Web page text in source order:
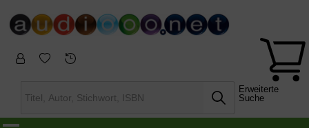
Erweiterte
Suche